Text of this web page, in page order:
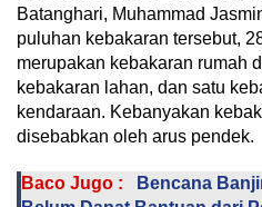
Batanghari, Muhammad
puluhan kebakaran tersebut,
merupakan kebakaran rumah
kebakaran lahan, dan satu
kendaraan. Kebanyakan
disebabkan oleh arus pendek.
Baco Jugo :
Bencana